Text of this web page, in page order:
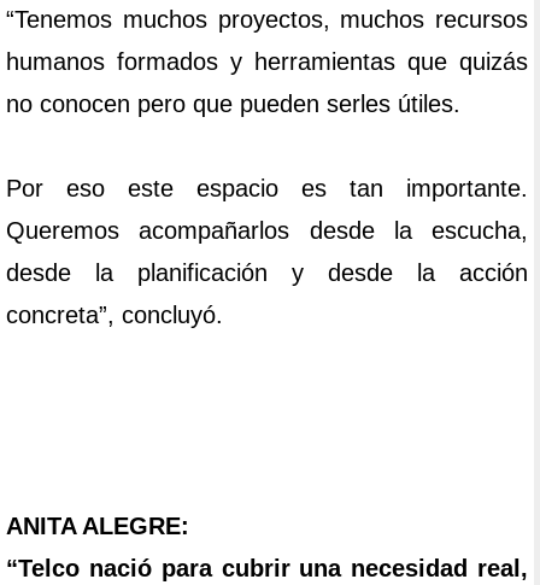
“Tenemos muchos proyectos, muchos recursos
humanos formados y herramientas que quizás
no conocen pero que pueden serles útiles.
Por eso este espacio es tan importante.
Queremos acompañarlos desde la escucha,
desde la planificación y desde la acción
concreta”, concluyó.
ANITA ALEGRE:
“Telco nació para cubrir una necesidad real,